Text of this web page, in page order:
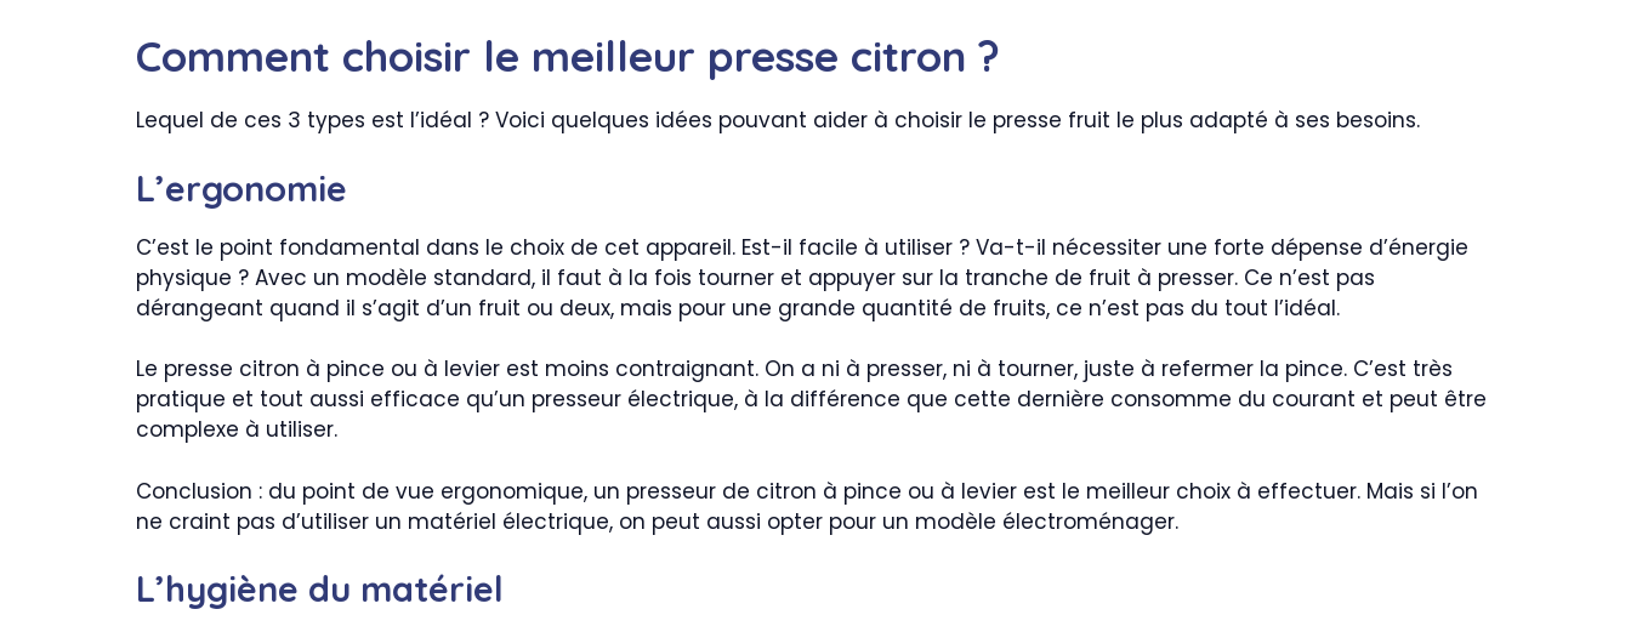
Comment choisir le meilleur presse citron ?
Lequel de ces 3 types est l’idéal ? Voici quelques idées pouvant aider à choisir le presse fruit le plus adapté à ses besoins.
L’ergonomie
C’est le point fondamental dans le choix de cet appareil. Est-il facile à utiliser ? Va-t-il nécessiter une forte dépense d’énergie
physique ? Avec un modèle standard, il faut à la fois tourner et appuyer sur la tranche de fruit à presser. Ce n’est pas
dérangeant quand il s’agit d’un fruit ou deux, mais pour une grande quantité de fruits, ce n’est pas du tout l’idéal.
Le presse citron à pince ou à levier est moins contraignant. On a ni à presser, ni à tourner, juste à refermer la pince. C’est très
pratique et tout aussi efficace qu’un presseur électrique, à la différence que cette dernière consomme du courant et peut être
complexe à utiliser.
Conclusion : du point de vue ergonomique, un presseur de citron à pince ou à levier est le meilleur choix à effectuer. Mais si l’on
ne craint pas d’utiliser un matériel électrique, on peut aussi opter pour un modèle électroménager.
L’hygiène du matériel